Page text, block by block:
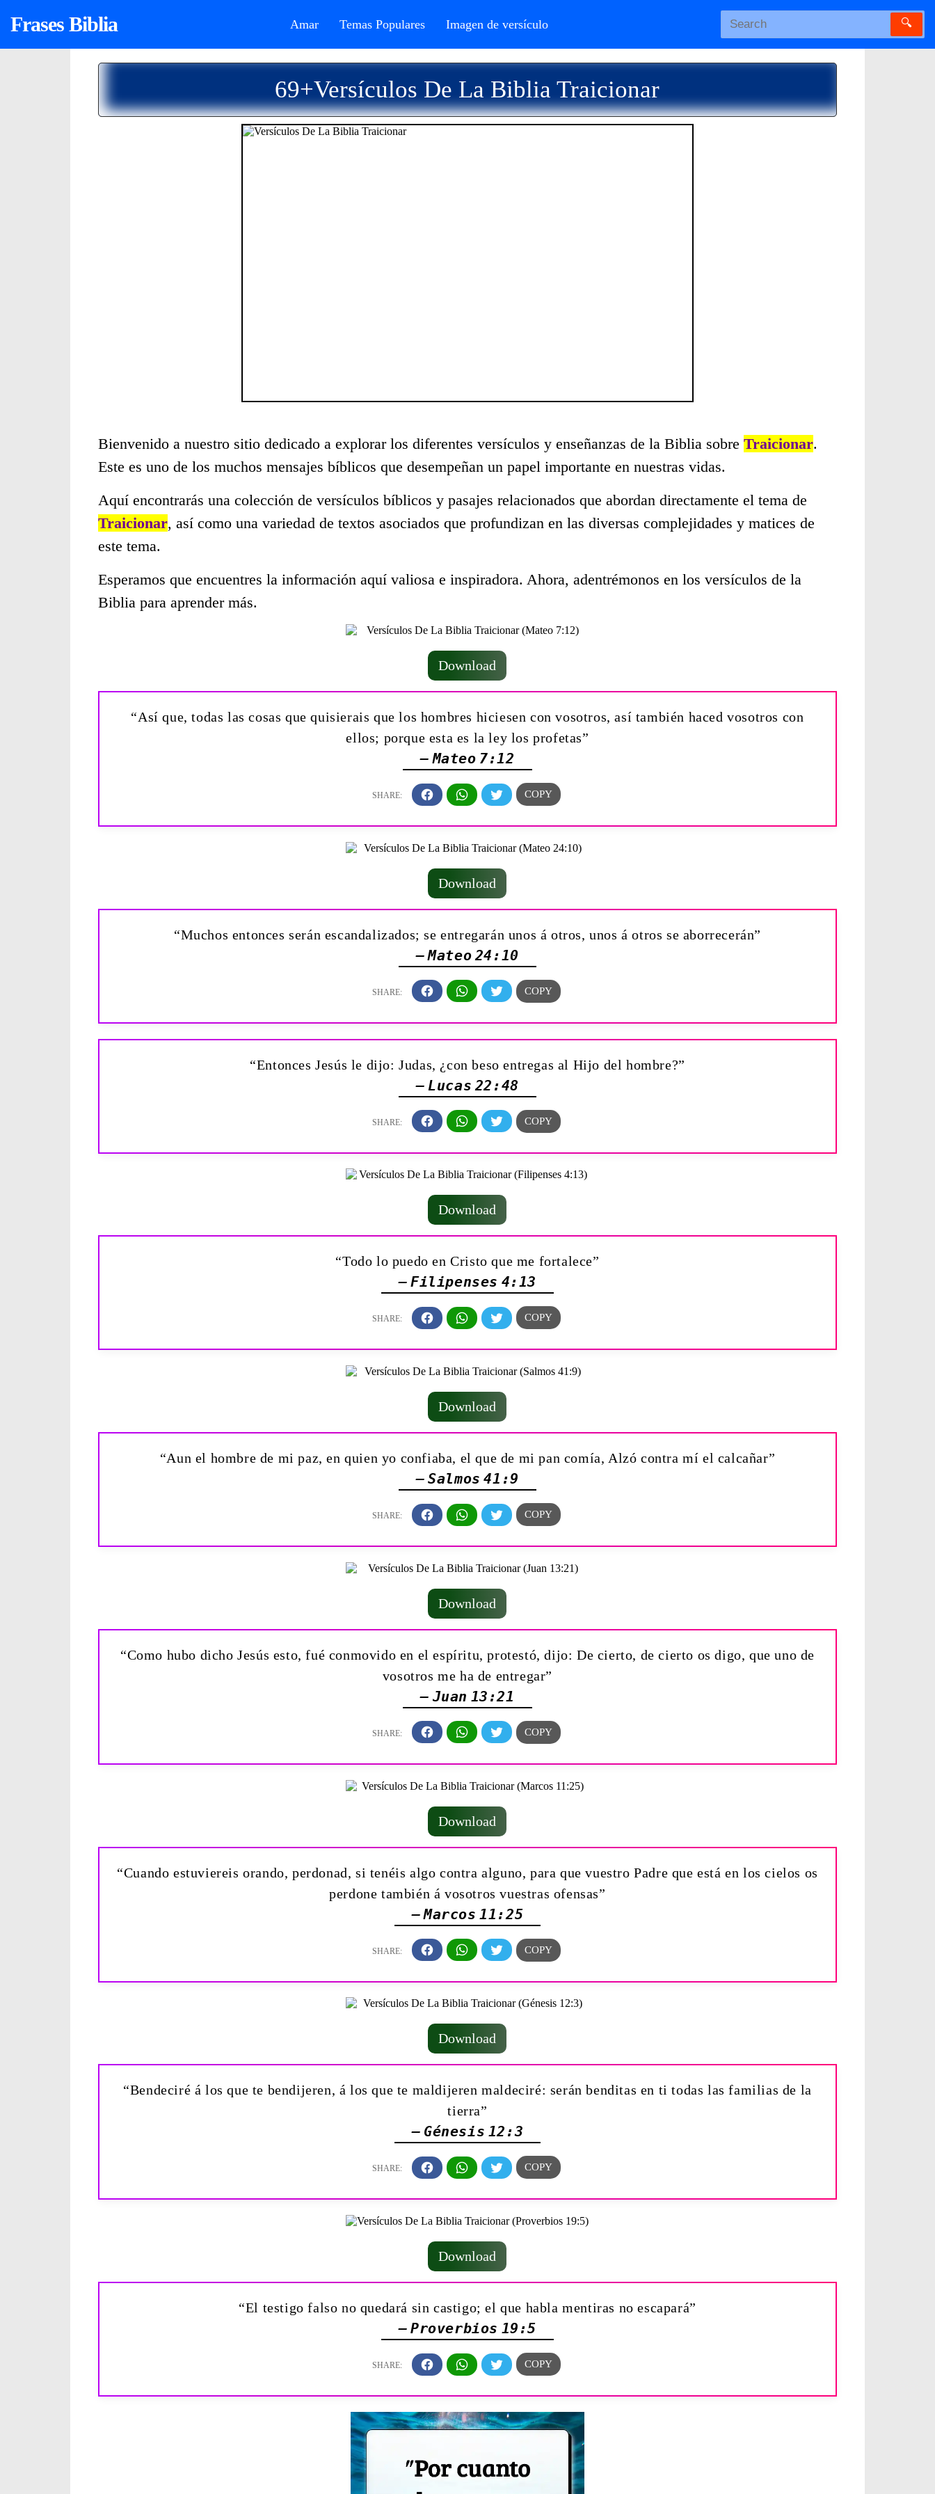
Frases Biblia Amar Temas Populares Imagen de versículo 🔍
69+Versículos De La Biblia Traicionar
Bienvenido a nuestro sitio dedicado a explorar los diferentes versículos y enseñanzas de la Biblia sobre Traicionar.
Este es uno de los muchos mensajes bíblicos que desempeñan un papel importante en nuestras vidas.
Aquí encontrarás una colección de versículos bíblicos y pasajes relacionados que abordan directamente el tema de
Traicionar, así como una variedad de textos asociados que profundizan en las diversas complejidades y matices de
este tema.
Esperamos que encuentres la información aquí valiosa e inspiradora. Ahora, adentrémonos en los versículos de la
Biblia para aprender más.
Download
“Así que, todas las cosas que quisierais que los hombres hiciesen con vosotros, así también haced vosotros con
ellos; porque esta es la ley los profetas”
— Mateo 7:12
Download
“Muchos entonces serán escandalizados; se entregarán unos á otros, unos á otros se aborrecerán”
— Mateo 24:10
“Entonces Jesús le dijo: Judas, ¿con beso entregas al Hijo del hombre?”
— Lucas 22:48
Download
“Todo lo puedo en Cristo que me fortalece”
— Filipenses 4:13
Download
“Aun el hombre de mi paz, en quien yo confiaba, el que de mi pan comía, Alzó contra mí el calcañar”
— Salmos 41:9
Download
“Como hubo dicho Jesús esto, fué conmovido en el espíritu, protestó, dijo: De cierto, de cierto os digo, que uno de
vosotros me ha de entregar”
— Juan 13:21
Download
“Cuando estuviereis orando, perdonad, si tenéis algo contra alguno, para que vuestro Padre que está en los cielos os
perdone también á vosotros vuestras ofensas”
— Marcos 11:25
Download
“Bendeciré á los que te bendijeren, á los que te maldijeren maldeciré: serán benditas en ti todas las familias de la
tierra”
— Génesis 12:3
Download
“El testigo falso no quedará sin castigo; el que habla mentiras no escapará”
— Proverbios 19:5